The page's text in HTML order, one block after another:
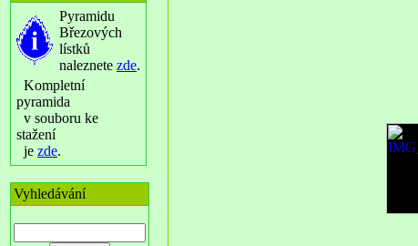
Pyramidu
Březových
lístků
naleznete zde.
Kompletní
pyramida
v souboru ke
stažení
je zde.
Vyhledávání